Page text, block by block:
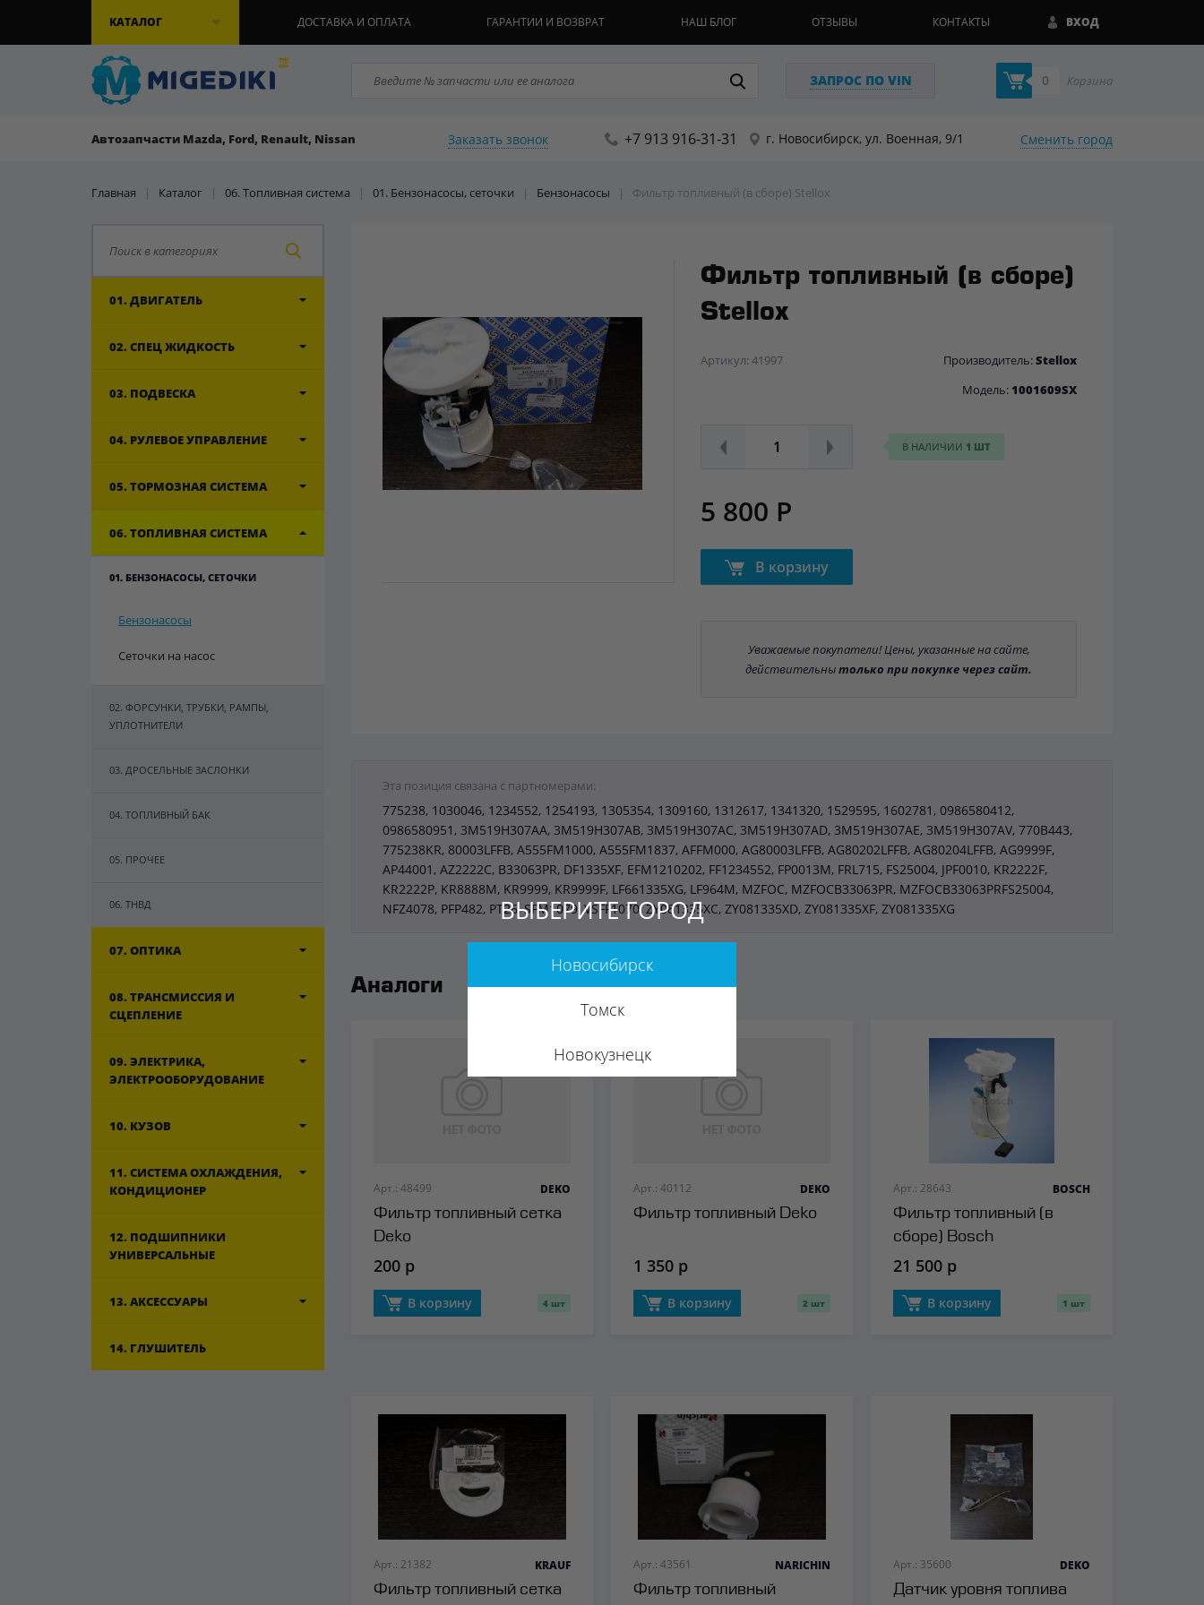
КАТАЛОГ ВХОД
ДОСТАВКА И ОПЛАТА ГАРАНТИИ И ВОЗВРАТ НАШ БЛОГ ОТЗЫВЫ КОНТАКТЫ
ЗАПРОС ПО VIN 0 Корзина
Автозапчасти Mazda, Ford, Renault, Nissan Заказать звонок +7 913 916-31-31 г. Новосибирск, ул. Военная, 9/1 Сменить город
Главная | Каталог | 06. Топливная система | 01. Бензонасосы, сеточки | Бензонасосы | Фильтр топливный (в сборе) Stellox
01. ДВИГАТЕЛЬ
02. СПЕЦ ЖИДКОСТЬ
03. ПОДВЕСКА
04. РУЛЕВОЕ УПРАВЛЕНИЕ
05. ТОРМОЗНАЯ СИСТЕМА
06. ТОПЛИВНАЯ СИСТЕМА
01. БЕНЗОНАСОСЫ, СЕТОЧКИ
Бензонасосы
Сеточки на насос
02. ФОРСУНКИ, ТРУБКИ, РАМПЫ,
УПЛОТНИТЕЛИ
03. ДРОСЕЛЬНЫЕ ЗАСЛОНКИ
04. ТОПЛИВНЫЙ БАК
05. ПРОЧЕЕ
06. ТНВД
07. ОПТИКА
08. ТРАНСМИССИЯ И
СЦЕПЛЕНИЕ
09. ЭЛЕКТРИКА,
ЭЛЕКТРООБОРУДОВАНИЕ
10. КУЗОВ
11. СИСТЕМА ОХЛАЖДЕНИЯ,
КОНДИЦИОНЕР
12. ПОДШИПНИКИ
УНИВЕРСАЛЬНЫЕ
13. АКСЕССУАРЫ
14. ГЛУШИТЕЛЬ
Фильтр топливный (в сборе)
Stellox
Артикул: 41997 Производитель:Stellox
Модель: 1001609SX
В НАЛИЧИИ 1 ШТ
5 800 Р
В корзину
Уважаемые покупатели! Цены, указанные на сайте,
действительнытолько при покупке через сайт.
Эта позиция связана с партномерами:
775238, 1030046, 1234552, 1254193, 1305354, 1309160, 1312617, 1341320, 1529595, 1602781, 0986580412,
0986580951, 3M519H307AA, 3M519H307AB, 3M519H307AC, 3M519H307AD, 3M519H307AE, 3M519H307AV, 770B443,
775238KR, 80003LFFB, A555FM1000, A555FM1837, AFFM000, AG80003LFFB, AG80202LFFB, AG80204LFFB, AG9999F,
AP44001, AZ2222C, B33063PR, DF1335XF, EFM1210202, FF1234552, FP0013M, FRL715, FS25004, JPF0010, KR2222F,
KR2222P, KR8888M, KR9999, KR9999F, LF661335XG, LF964M, MZFOC, MZFOCB33063PR, MZFOCB33063PRFS25004,
NFZ4078, PFP482, PT26, SFM1079, VSFF1070, ZY081335XC, ZY081335XD, ZY081335XF, ZY081335XG
Аналоги
Арт.: 48499
Фильтр топливный сетка
Deko
DEKO
200 р
В корзину 4 шт
Арт.: 40112
Фильтр топливный Deko
DEKO
1 350 р
В корзину 2 шт
Арт.: 28643
Фильтр топливный (в
сборе) Bosch
BOSCH
21 500 р
В корзину 1 шт
Арт.: 21382
Фильтр топливный сетка
KRAUF Арт.: 43561
Фильтр топливный
NARICHIN Арт.: 35600
Датчик уровня топлива
DEKO
ВЫБЕРИТЕ ГОРОД
Новосибирск
Томск
Новокузнецк